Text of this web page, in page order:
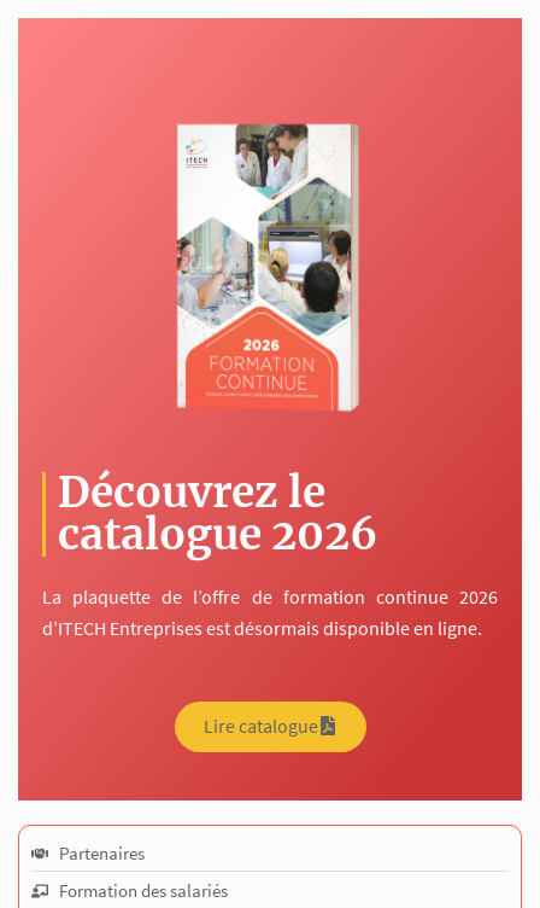
Découvrez le
catalogue 2026
La plaquette de l’offre de formation continue 2026
d’ITECH Entreprises est désormais disponible en ligne.
Lire catalogue
Partenaires
Formation des salariés